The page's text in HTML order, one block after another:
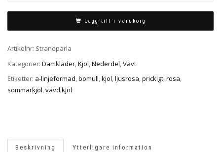
Lägg till i varukorg
Artikelnr: Strandpärla
Kategorier: Damkläder Kjol Nederdel Vävt
Etiketter: a-linjeformad,bomull,kjol,ljusrosa,prickigt,rosa,
sommarkjol,vävd kjol
Beskrivning Ytterligare information